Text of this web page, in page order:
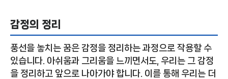
감정의 정리
풍선을 놓치는 꿈은 감정을 정리하는 과정으로 작용할 수
있습니다. 아쉬움과 그리움을 느끼면서도, 우리는 그 감정
을 정리하고 앞으로 나아가야 합니다. 이를 통해 우리는 더